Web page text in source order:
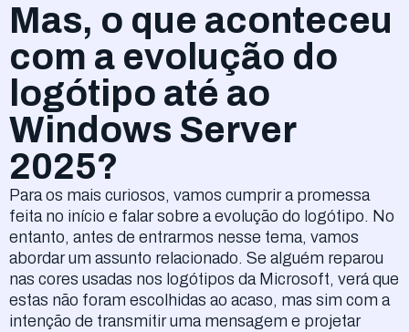
Mas, o que aconteceu
com a evolução do
logótipo até ao
Windows Server
2025?
Para os mais curiosos, vamos cumprir a promessa
feita no início e falar sobre a evolução do logótipo. No
entanto, antes de entrarmos nesse tema, vamos
abordar um assunto relacionado. Se alguém reparou
nas cores usadas nos logótipos da Microsoft, verá que
estas não foram escolhidas ao acaso, mas sim com a
intenção de transmitir uma mensagem e projetar